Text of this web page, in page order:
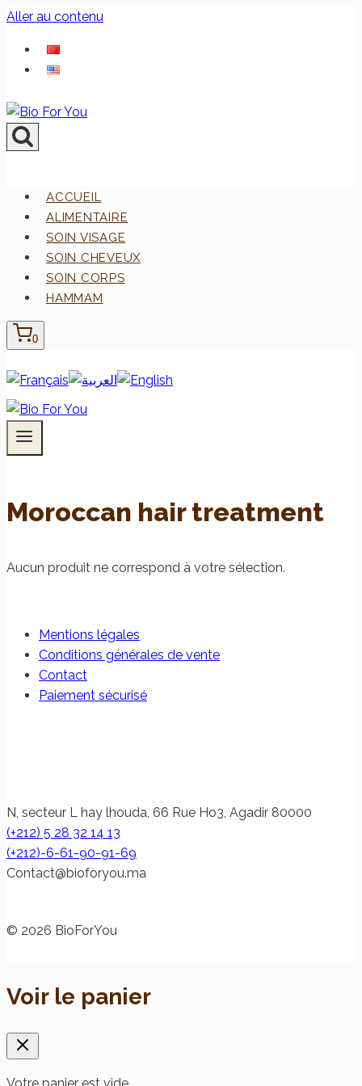
Aller au contenu
ACCUEIL
ALIMENTAIRE
SOIN VISAGE
SOIN CHEVEUX
SOIN CORPS
HAMMAM
0
Moroccan hair treatment
Aucun produit ne correspond à votre sélection.
Mentions légales
Conditions générales de vente
Contact
Paiement sécurisé
N, secteur L hay lhouda, 66 Rue Ho3, Agadir 80000
(+212) 5 28 32 14 13
(+212)-6-61-90-91-69
am.uoyrofoib
@tcatnoC
© 2026 BioForYou
Voir le panier